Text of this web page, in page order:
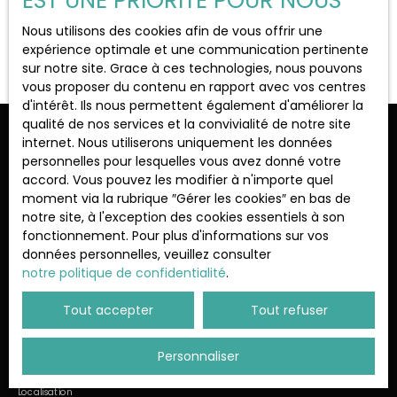
Le Chesnay-Rocquencourt (78150)
Localisation
Budget max (€)
Surface min (m²)
Rechercher
Aucun résultat
Ne manquez plus aucun bien
correspondant à votre recherche !
Prénom Nom
Email
Localisation
Nous utilisons des cookies afin de vous offrir une
expérience optimale et une communication pertinente
sur notre site. Grace à ces technologies, nous pouvons
vous proposer du contenu en rapport avec vos centres
d'intérêt. Ils nous permettent également d'améliorer la
qualité de nos services et la convivialité de notre site
internet. Nous utiliserons uniquement les données
personnelles pour lesquelles vous avez donné votre
accord. Vous pouvez les modifier à n'importe quel
moment via la rubrique ″Gérer les cookies″ en bas de
notre site, à l'exception des cookies essentiels à son
fonctionnement. Pour plus d'informations sur vos
données personnelles, veuillez consulter
notre politique de confidentialité.
Tout accepter Tout refuser
Personnaliser